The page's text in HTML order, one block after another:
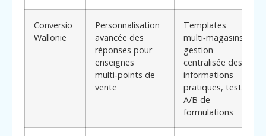
Conversio
Wallonie
Personnalisation
avancée des
réponses pour
enseignes
multi‑points de
vente
Templates
multi‑magasins,
gestion
centralisée des
informations
pratiques, tests
A/B de
formulations